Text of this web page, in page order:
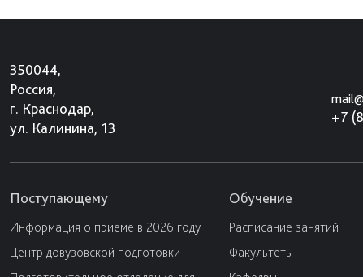
350044,
Россия,
г. Краснодар,
ул. Калинина, 13
+7
Поступающему
Информация о приеме в 2026 году
Центр довузовской подготовки
Обучение
Расписание занятий
Факультеты